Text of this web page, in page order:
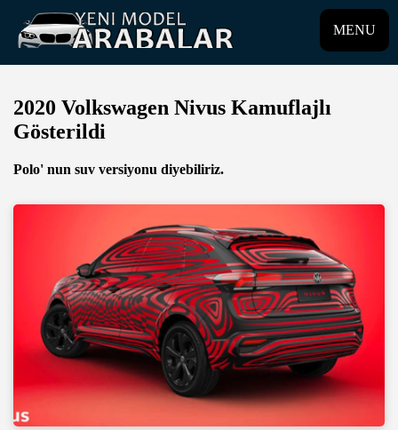
MENU
2020 Volkswagen Nivus Kamuflajlı
Gösterildi
Polo' nun suv versiyonu diyebiliriz.